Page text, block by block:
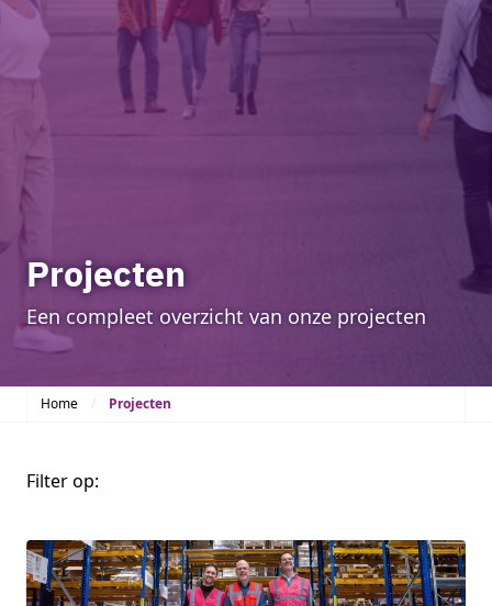
Projecten
Een compleet overzicht van onze projecten
Home Projecten
Filter op: